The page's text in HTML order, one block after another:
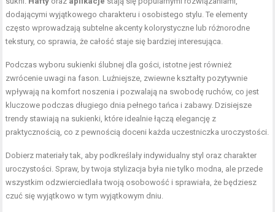
dodającymi wyjątkowego charakteru i osobistego stylu. Te elementy
często wprowadzają subtelne akcenty kolorystyczne lub różnorodne
tekstury, co sprawia, że całość staje się bardziej interesująca.
Podczas wyboru sukienki ślubnej dla gości, istotne jest również
zwrócenie uwagi na fason. Luźniejsze, zwiewne kształty pozytywnie
wpływają na komfort noszenia i pozwalają na swobodę ruchów, co jest
kluczowe podczas długiego dnia pełnego tańca i zabawy. Dzisiejsze
trendy stawiają na sukienki, które idealnie łączą elegancję z
praktycznością, co z pewnością doceni każda uczestniczka uroczystości.
Dobierz materiały tak, aby podkreślały indywidualny styl oraz charakter
uroczystości. Spraw, by twoja stylizacja była nie tylko modna, ale przede
wszystkim odzwierciedlała twoją osobowość i sprawiała, że będziesz
czuć się wyjątkowo w tym wyjątkowym dniu.